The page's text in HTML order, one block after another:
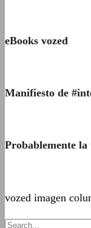
eBooks vozed
Manifiesto de
Probablemente
vozed imagen